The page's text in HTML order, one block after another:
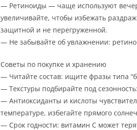
— Ретиноиды — чаще используют
увеличивайте, чтобы избежать
защитной и не перегруженной.
— Не забывайте об увлажнении:
Советы по покупке и хранению
— Читайте состав: ищите фразы типа
— Текстуры подбирайте под
— Антиоксиданты и кислоты
температуре, избегайте прямого
— Срок годности: витамин C может